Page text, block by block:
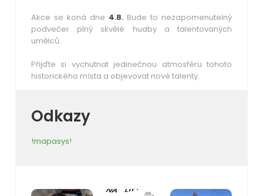
Akce se koná dne 4.8. Bude to nezapomenutelný
podvečer plný skvělé hudby a talentovaných
umělců.
Přijďte si vychutnat jedinečnou atmosféru tohoto
historického místa a objevovat nové talenty.
Odkazy
!mapasys!